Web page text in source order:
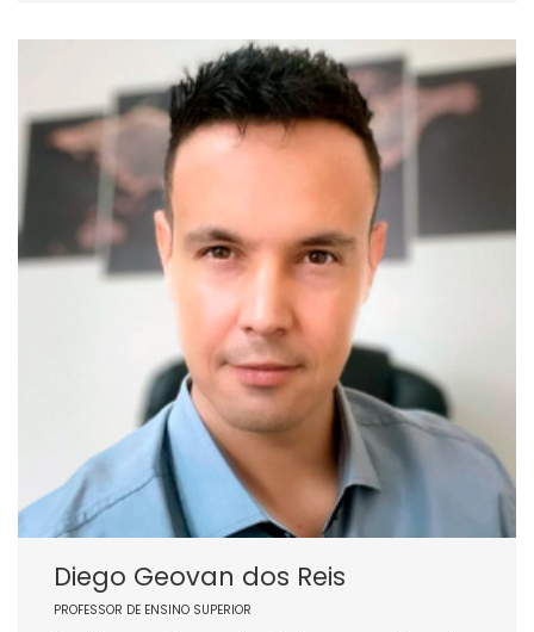
Diego Geovan dos Reis
PROFESSOR DE ENSINO SUPERIOR